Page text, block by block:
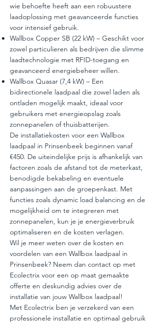
wie behoefte heeft aan een robuustere
laadoplossing met geavanceerde functies
voor intensief gebruik.
Wallbox Copper SB (22 kW) – Geschikt voor
zowel particulieren als bedrijven die slimme
laadtechnologie met RFID-toegang en
geavanceerd energiebeheer willen.
Wallbox Quasar (7,4 kW) – Een
bidirectionele laadpaal die zowel laden als
ontladen mogelijk maakt, ideaal voor
gebruikers met energieopslag zoals
zonnepanelen of thuisbatterijen.
De installatiekosten voor een Wallbox
laadpaal in Prinsenbeek beginnen vanaf
€450. De uiteindelijke prijs is afhankelijk van
factoren zoals de afstand tot de meterkast,
benodigde bekabeling en eventuele
aanpassingen aan de groepenkast. Met
functies zoals dynamic load balancing en de
mogelijkheid om te integreren met
zonnepanelen, kun je je energieverbruik
optimaliseren en de kosten verlagen.
Wil je meer weten over de kosten en
voordelen van een Wallbox laadpaal in
Prinsenbeek? Neem dan contact op met
Ecolectrix voor een op maat gemaakte
offerte en deskundig advies over de
installatie van jouw Wallbox laadpaal!
Met Ecolectrix ben je verzekerd van een
professionele installatie en optimaal gebruik